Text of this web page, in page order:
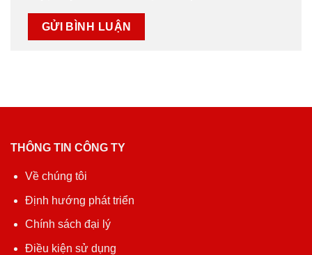
THÔNG TIN CÔNG TY
Về chúng tôi
Định hướng phát triển
Chính sách đại lý
Điều kiện sử dụng